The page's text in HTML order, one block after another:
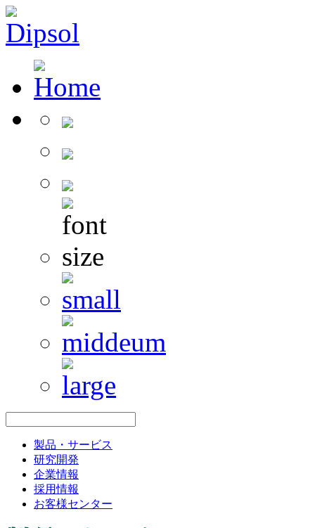
製品・サービス
研究開発
企業情報
採用情報
お客様センター